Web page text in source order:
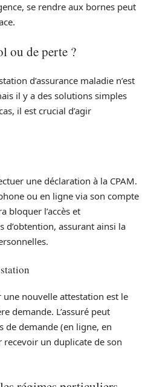
se rendre aux bornes peut
ou de perte ?
d’assurance maladie n’est
il y a des solutions simples
il est crucial d’agir
une déclaration à la CPAM.
ou en ligne via son compte
bloquer l’accès et
d’obtention, assurant ainsi la
nouvelle attestation est le
demande. L’assuré peut
de demande (en ligne, en
un duplicate de son